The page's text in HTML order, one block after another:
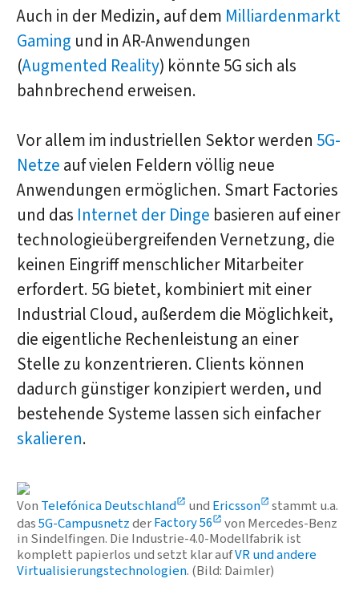
Auch in der Medizin, auf dem Milliardenmarkt
Gaming und in AR-Anwendungen
(Augmented Reality) könnte 5G sich als
bahnbrechend erweisen.
Vor allem im industriellen Sektor werden 5G-
Netze auf vielen Feldern völlig neue
Anwendungen ermöglichen. Smart Factories
und das Internet der Dinge basieren auf einer
technologieübergreifenden Vernetzung, die
keinen Eingriff menschlicher Mitarbeiter
erfordert. 5G bietet, kombiniert mit einer
Industrial Cloud, außerdem die Möglichkeit,
die eigentliche Rechenleistung an einer
Stelle zu konzentrieren. Clients können
dadurch günstiger konzipiert werden, und
bestehende Systeme lassen sich einfacher
skalieren.
Von Telefónica Deutschland und Ericsson stammt u.a.
das5G-CampusnetzderFactory 56
von Mercedes-Benz
in Sindelfingen. Die Industrie-4.0-Modellfabrik ist
komplett papierlos und setzt klar aufVR und andere
Virtualisierungstechnologien. (Bild: Daimler)